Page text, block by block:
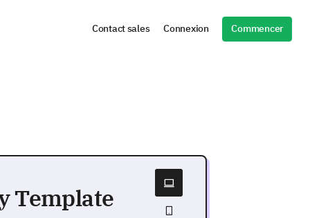
Contact sales Connexion Commencer
Template